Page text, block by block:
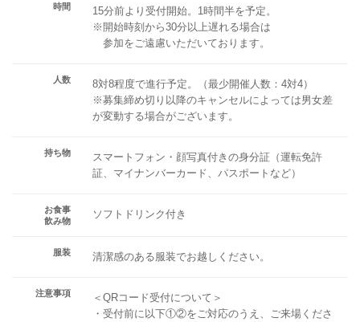
時間
15分前より受付開始。1時間半を予定。
※開始時刻から30分以上遅れる場合は
参加をご遠慮いただいております。
人数
8対8程度で進行予定。（最少開催人数：4対4）
※募集締め切り以降のキャンセルによっては男女差
が変動する場合がございます。
持ち物
スマートフォン・顔写真付きの身分証（運転免許
証、マイナンバーカード、パスポートなど）
お食事
飲み物
ソフトドリンク付き
服装 清潔感のある服装でお越しください。
注意事項
＜QRコード受付について＞
・受付前に以下①②をご対応のうえ、ご来場くださ